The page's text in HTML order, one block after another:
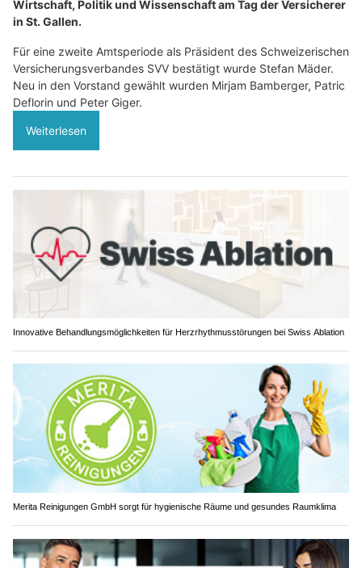
Wirtschaft, Politik und Wissenschaft am Tag der Versicherer
in St. Gallen.
Für eine zweite Amtsperiode als Präsident des Schweizerischen
Versicherungsverbandes SVV bestätigt wurde Stefan Mäder.
Neu in den Vorstand gewählt wurden Mirjam Bamberger, Patric
Deflorin und Peter Giger.
Weiterlesen
Innovative Behandlungsmöglichkeiten für Herzrhythmusstörungen bei Swiss Ablation
Merita Reinigungen GmbH sorgt für hygienische Räume und gesundes Raumklima